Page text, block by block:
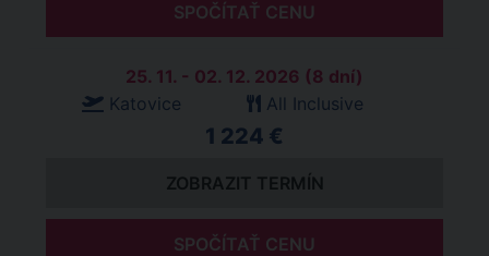
SPOČÍTAŤ CENU
25. 11. - 02. 12. 2026 (8 dní)
Katovice
All Inclusive
1 224 €
ZOBRAZIT TERMÍN
SPOČÍTAŤ CENU